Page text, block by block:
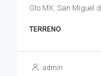
TERRENO
admin